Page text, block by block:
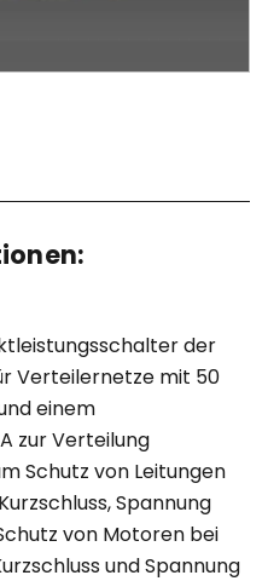
der
Verteilernetze mit 50
einem
zur Verteilung
Schutz von Leitungen
Spannung
von Motoren bei
und Spannung